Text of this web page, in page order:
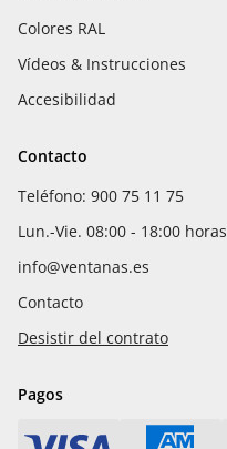
Colores RAL
Vídeos & Instrucciones
Accesibilidad
Contacto
Teléfono: 900 75 11 75
Lun.-Vie. 08:00 - 18:00 horas
info@ventanas.es
Contacto
Desistir del contrato
Pagos